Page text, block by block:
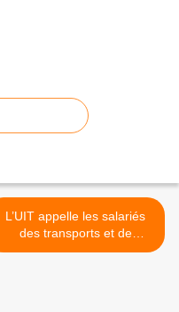
L’UIT appelle les salariés
des transports et de
l’équipement à faire grève